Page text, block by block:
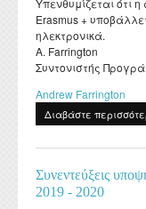
Υπενθυμίζεται ότι
Erasmus +
ηλεκτρονικά.
A. Farrington
Συντονιστής
Andrew Farrington
Διαβάστε
Συνεντεύξεις
2019 - 2020